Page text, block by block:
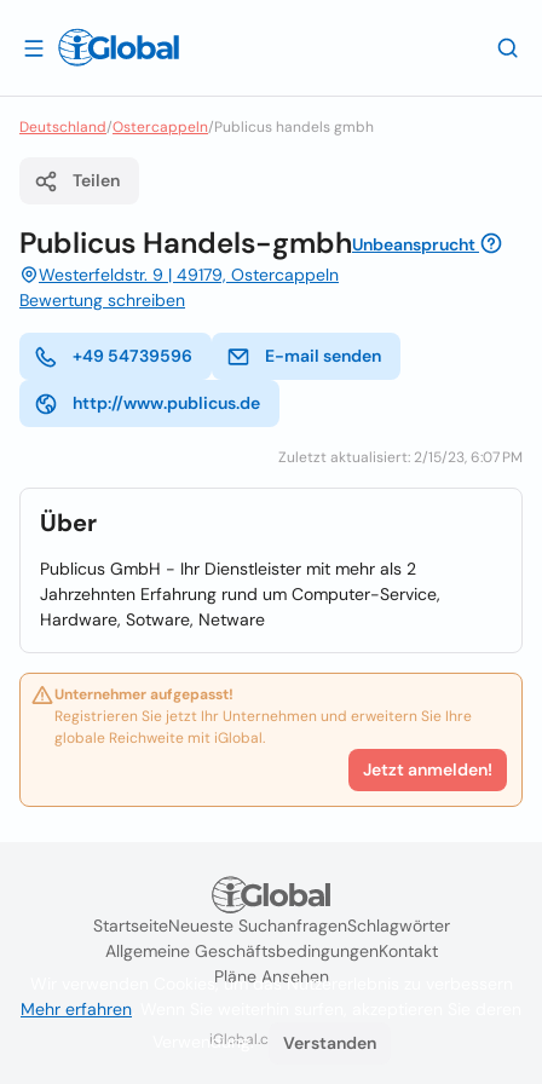
Deutschland/Ostercappeln/Publicus handels gmbh
Teilen
Publicus Handels-gmbhUnbeansprucht
Westerfeldstr. 9 | 49179, Ostercappeln
Bewertung schreiben
+49 54739596 E-mail senden
http://www.publicus.de
Zuletzt aktualisiert: 2/15/23, 6:07 PM
Über
Publicus GmbH - Ihr Dienstleister mit mehr als 2
Jahrzehnten Erfahrung rund um Computer-Service,
Hardware, Sotware, Netware
Unternehmer aufgepasst!
Registrieren Sie jetzt Ihr Unternehmen und erweitern Sie Ihre
globale Reichweite mit iGlobal.
Jetzt anmelden!
StartseiteNeueste SuchanfragenSchlagwörter
Allgemeine GeschäftsbedingungenKontakt
Pläne Ansehen
iGlobal.co @ 2024
Wir verwenden Cookies, um das Nutzererlebnis zu verbessern
Mehr erfahren
Verwendung.
Verstanden